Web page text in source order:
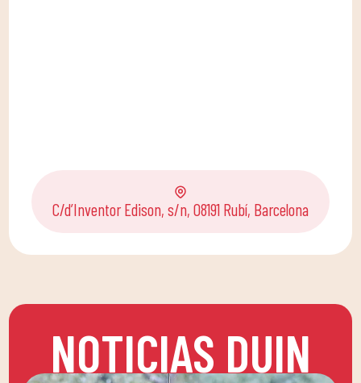
C/d’Inventor Edison, s/n, 08191 Rubí, Barcelona
NOTICIAS DUIN